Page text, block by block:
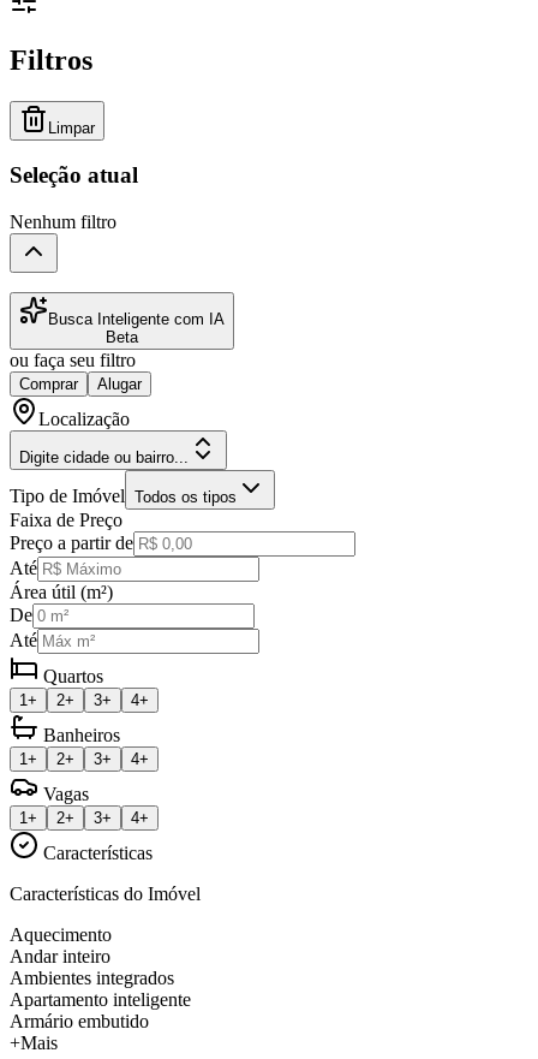
Filtros
Limpar
Seleção atual
Nenhum filtro
Busca Inteligente com IA
Beta
ou faça seu filtro
Comprar Alugar
Localização
Digite cidade ou bairro...
Tipo de Imóvel Todos os tipos
Faixa de Preço
Preço a partir de
Até
Área útil (m²)
De
Até
Quartos
1+ 2+ 3+ 4+
Banheiros
1+ 2+ 3+ 4+
Vagas
1+ 2+ 3+ 4+
Características
Características do Imóvel
Aquecimento
Andar inteiro
Ambientes integrados
Apartamento inteligente
Armário embutido
+Mais